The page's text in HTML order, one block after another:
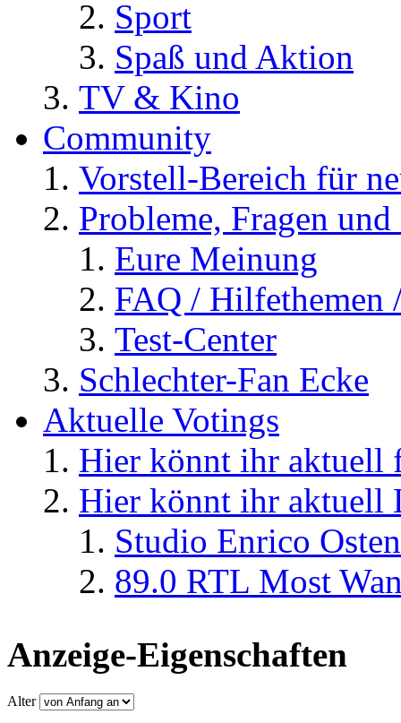
Sport
Spaß und Aktion
TV & Kino
Community
Vorstell-Bereich für
Probleme, Fragen
Eure Meinung
FAQ / Hilfethemen
Test-Center
Schlechter-Fan Ecke
Aktuelle Votings
Hier könnt ihr aktuell
Hier könnt ihr aktuell
Studio Enrico
89.0 RTL Most
Anzeige-Eigenschaften
Alter